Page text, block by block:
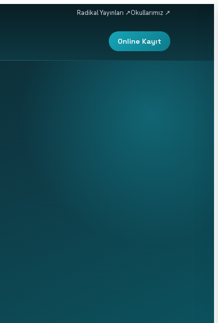
Radikal Yayınları ↗Okullarımız ↗
Online Kayıt